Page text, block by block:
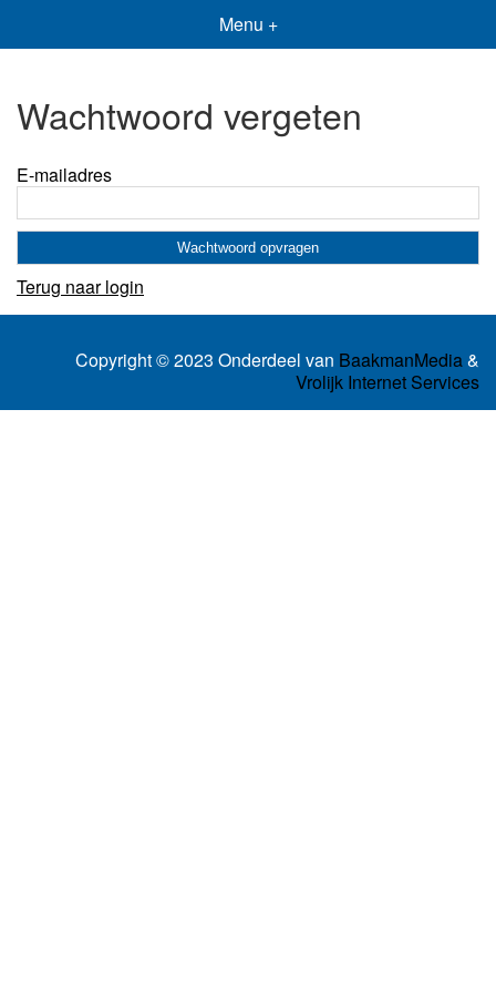
Menu +
Wachtwoord vergeten
E-mailadres
Terug naar login
Copyright © 2023 Onderdeel van BaakmanMedia&
Vrolijk Internet Services